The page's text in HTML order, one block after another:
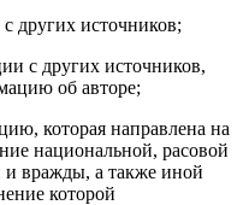
других источников;
с других источников,
об авторе;
которая направлена на
национальной, расовой
и вражды, а также иной
которой